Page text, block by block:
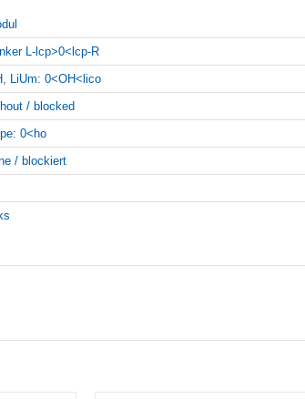
L-lcp>0<lcp-R
LiUm: 0<OH<lico
/ blocked
0<ho
/ blockiert